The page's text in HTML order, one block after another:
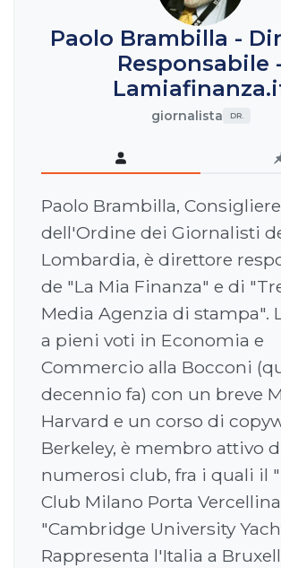
Paolo Brambilla -
Responsabile
giornalista DR.
Paolo Brambilla, Consigliere
dell'Ordine dei Giornalisti
Lombardia, è direttore
de "La Mia Finanza" e di
Media Agenzia di stampa".
a pieni voti in Economia e
Commercio alla Bocconi
decennio fa) con un breve
Harvard e un corso di
Berkeley, è membro attivo
numerosi club, fra i quali il
Club Milano Porta
"Cambridge University
Rappresenta l'Italia a